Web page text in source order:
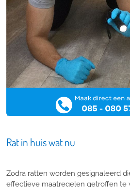
Rat in huis wat nu
Zodra ratten worden gesignaleerd
effectieve maatregelen getroffen te